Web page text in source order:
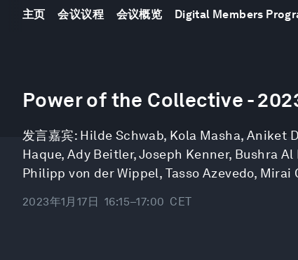
主页 会议议程 会议概览 Digital Members
Power of the Collective -
发言嘉宾: Hilde Schwab, Kola Masha, Aniket
Haque, Ady Beitler,Joseph Kenner, Bushra Al
Philipp von der Wippel, Tasso Azevedo, Mirai
2023年1月17日 16:15–17:00 CET
of
52
seconds
Volume
90%